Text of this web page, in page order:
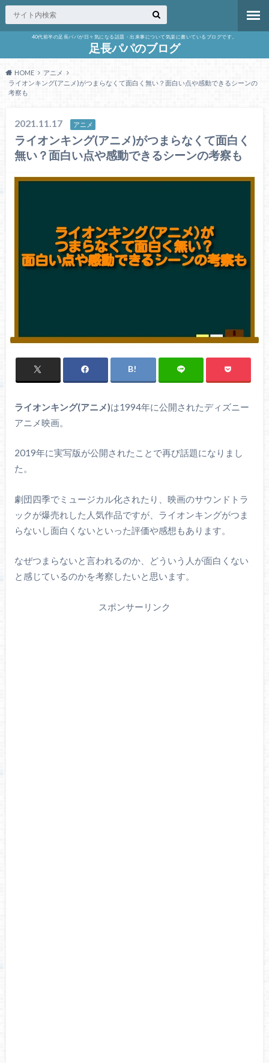
40代前半の足長パパが日々気になる話題・出来事について気楽に書いているブログです。
足長パパのブログ
HOME
アニメ
ライオンキング(アニメ)がつまらなくて面白く無い？面白い点や感動できるシーンの
考察も
2021.11.17 アニメ
ライオンキング(アニメ)がつまらなくて面白く
無い？面白い点や感動できるシーンの考察も
ライオンキング(アニメ)は1994年に公開されたディズニー
アニメ映画。
2019年に実写版が公開されたことで再び話題になりまし
た。
劇団四季でミュージカル化されたり、映画のサウンドトラ
ックが爆売れした人気作品ですが、ライオンキングがつま
らないし面白くないといった評価や感想もあります。
なぜつまらないと言われるのか、どういう人が面白くない
と感じているのかを考察したいと思います。
スポンサーリンク